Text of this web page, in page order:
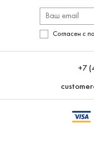
Согласен с
+7